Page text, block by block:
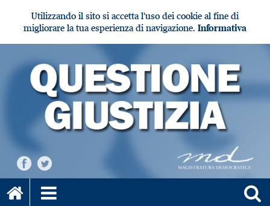
Utilizzando il sito si accetta l'uso dei cookie al fine di
migliorare la tua esperienza di navigazione. Informativa